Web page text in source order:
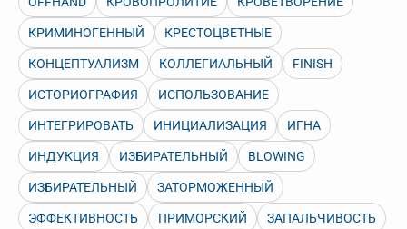
КРИМИНОГЕННЫЙ КРЕСТОЦВЕТНЫЕ
КОНЦЕПТУАЛИЗМ КОЛЛЕГИАЛЬНЫЙ FINISH
ИСТОРИОГРАФИЯ ИСПОЛЬЗОВАНИЕ
ИНТЕГРИРОВАТЬ ИНИЦИАЛИЗАЦИЯ ИГНА
ИНДУКЦИЯ ИЗБИРАТЕЛЬНЫЙ BLOWING
ИЗБИРАТЕЛЬНЫЙ ЗАТОРМОЖЕННЫЙ
ЭФФЕКТИВНОСТЬ ПРИМОРСКИЙ ЗАПАЛЬЧИВОСТЬ